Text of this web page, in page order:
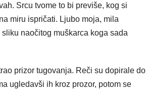
Srcu tvome to bi previše, kog si
miru ispričati. Ljubo moja, mila
naočitog muškarca koga sada
prizor tugovanja. Reči su dopirale do
ugledavši ih kroz prozor, potom se